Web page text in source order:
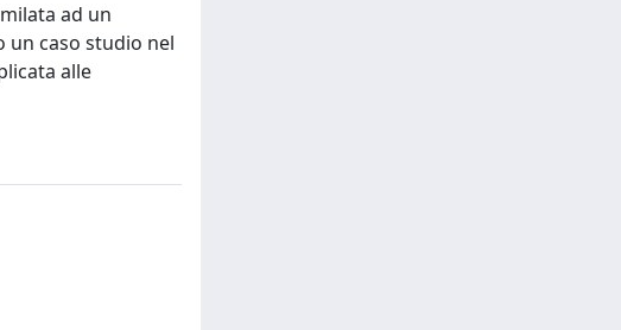
ad un
un caso studio nel
alle